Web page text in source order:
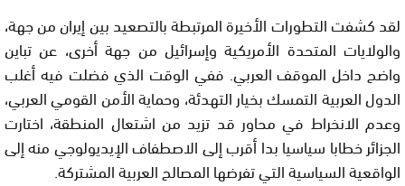
لقد كشفت التطورات الأخيرة المرتبطة بالتصعيد بين إيران من جهة،
والولايات المتحدة الأمريكية وإسرائيل من جهة أخرى، عن تباين
واضح داخل الموقف العربي. ففي الوقت الذي فضلت فيه أغلب
الدول العربية التمسك بخيار التهدئة، وحماية الأمن القومي العربي،
وعدم الانخراط في محاور قد تزيد من اشتعال المنطقة، اختارت
الجزائر خطابا سياسيا بدا أقرب إلى الاصطفاف الإيديولوجي منه إلى
الواقعية السياسية التي تفرضها المصالح العربية المشتركة.